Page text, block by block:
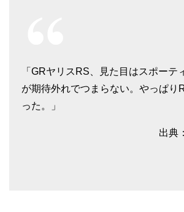
「GRヤリスRS、見た目はスポーテ
が期待外れでつまらない。やっぱり
った。」
出典：